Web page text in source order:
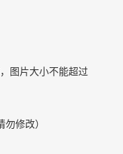
图片大小不能超过
修改）